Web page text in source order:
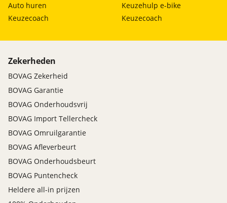
Auto huren
Keuzecoach
Keuzehulp e-bike
Keuzecoach
Zekerheden
BOVAG Zekerheid
BOVAG Garantie
BOVAG Onderhoudsvrij
BOVAG Import Tellercheck
BOVAG Omruilgarantie
BOVAG Afleverbeurt
BOVAG Onderhoudsbeurt
BOVAG Puntencheck
Heldere all-in prijzen